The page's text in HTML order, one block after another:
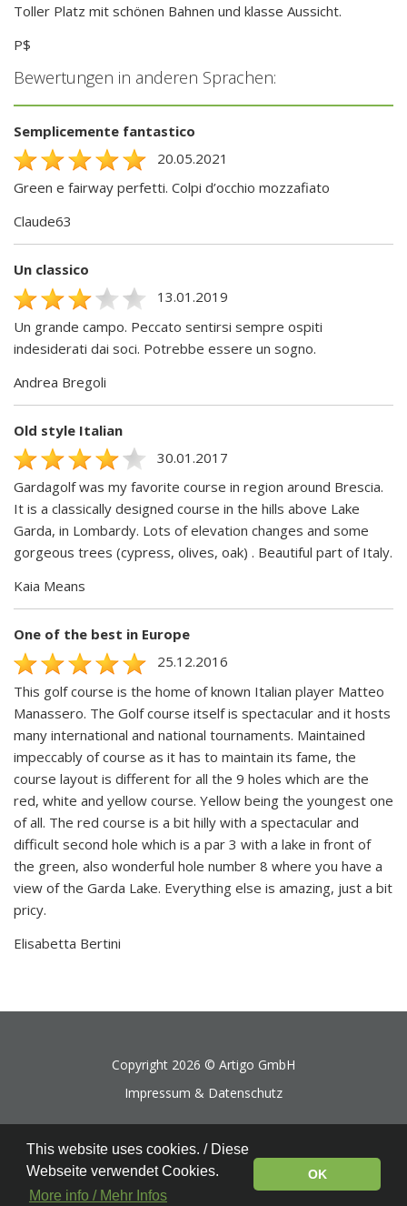
Toller Platz mit schönen Bahnen und klasse Aussicht.
P$
Bewertungen in anderen Sprachen:
Semplicemente fantastico
20.05.2021
Green e fairway perfetti. Colpi d’occhio mozzafiato
Claude63
Un classico
13.01.2019
Un grande campo. Peccato sentirsi sempre ospiti
indesiderati dai soci. Potrebbe essere un sogno.
Andrea Bregoli
Old style Italian
30.01.2017
Gardagolf was my favorite course in region around Brescia.
It is a classically designed course in the hills above Lake
Garda, in Lombardy. Lots of elevation changes and some
gorgeous trees (cypress, olives, oak) . Beautiful part of Italy.
Kaia Means
One of the best in Europe
25.12.2016
This golf course is the home of known Italian player Matteo
Manassero. The Golf course itself is spectacular and it hosts
many international and national tournaments. Maintained
impeccably of course as it has to maintain its fame, the
course layout is different for all the 9 holes which are the
red, white and yellow course. Yellow being the youngest one
of all. The red course is a bit hilly with a spectacular and
difficult second hole which is a par 3 with a lake in front of
the green, also wonderful hole number 8 where you have a
view of the Garda Lake. Everything else is amazing, just a bit
pricy.
Elisabetta Bertini
Copyright 2026 © Artigo GmbH
Impressum & Datenschutz
This website uses cookies. / Diese
Webseite verwendet Cookies.
More info / Mehr Infos
OK